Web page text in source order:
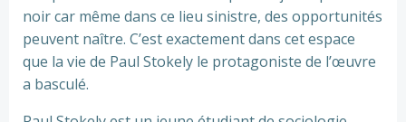
noir car même dans ce lieu sinistre, des opportunités
peuvent naître. C’est exactement dans cet espace
que la vie de Paul Stokely le protagoniste de l’œuvre
a basculé.